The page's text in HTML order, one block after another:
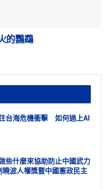
的鸚鵡
台海危機衝擊 如何過上AI
些什麼來協助防止中國武力
波人權獎暨中國憲政民主